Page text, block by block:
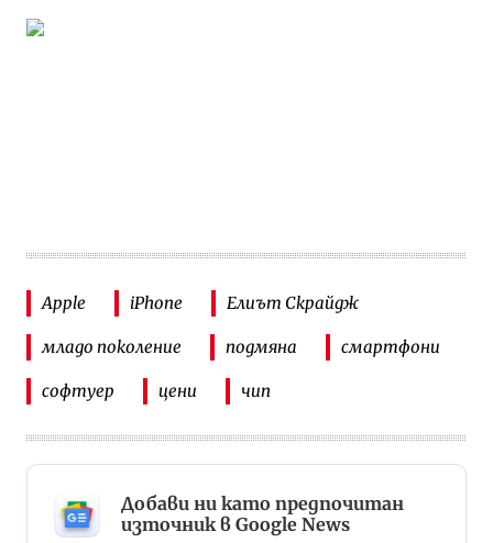
Apple iPhone Елиът Скрайдж
младо поколение подмяна смартфони
софтуер цени чип
Добави ни като предпочитан
източник в Google News